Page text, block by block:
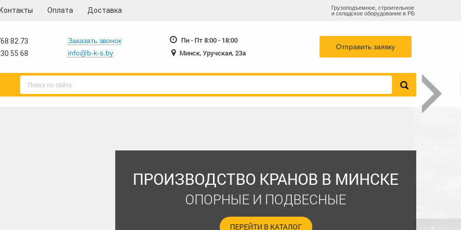
Контакты Оплата Доставка
Грузоподъемное, строительное
и складское оборудование в РБ
82 73
55 68
Заказать звонок
info@b-k-s.by
Пн - Пт 8:00 - 18:00
Минск, Уручская, 23а
Отправить заявку
ПРОИЗВОДСТВО КРАНОВ В МИНСКЕ
ОПОРНЫЕ И ПОДВЕСНЫЕ
ПЕРЕЙТИ В КАТАЛОГ